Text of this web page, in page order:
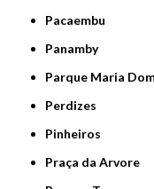
Pacaembu
Panamby
Parque Maria
Perdizes
Pinheiros
Praça da Arvore